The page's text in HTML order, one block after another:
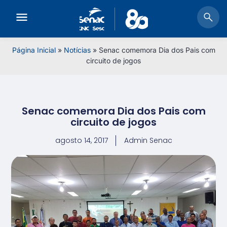
Página Inicial» Notícias» Senac comemora Dia dos Pais com
circuito de jogos
Senac comemora Dia dos Pais com
circuito de jogos
agosto 14, 2017 Admin Senac